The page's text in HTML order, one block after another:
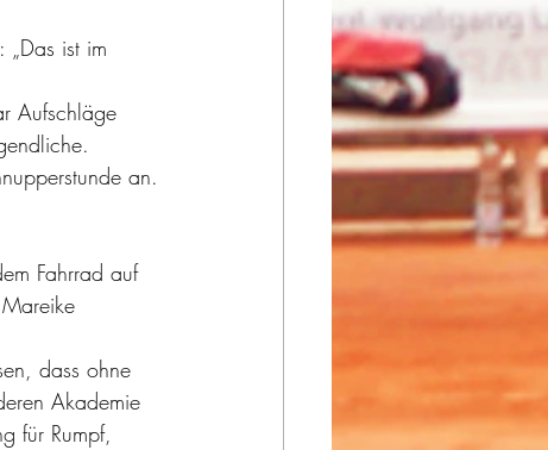
ist im
Aufschläge
an.
Fahrrad auf
dass ohne
Akademie
für Rumpf,